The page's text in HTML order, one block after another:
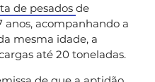
de pesados de
anos, acompanhando a
mesma idade, a
até 20 toneladas.